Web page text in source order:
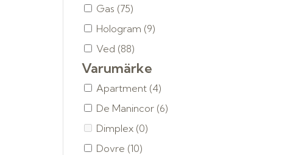
Gas (75)
Hologram (9)
Ved (88)
Varumärke
Apartment (4)
De Manincor (6)
Dimplex (0)
Dovre (10)